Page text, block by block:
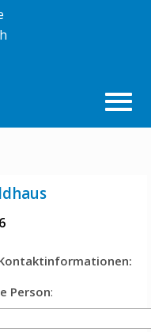
Person: